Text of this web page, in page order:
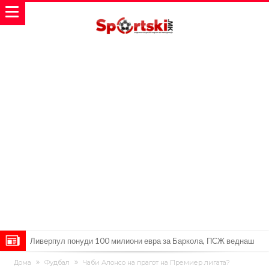
Ливерпул понуди 100 милиони евра за Баркола, ПСЖ веднаш
побара уште 50 милиони
Јувентус се насочил кон напаѓач на Манчестер Јунајтед
Дома Фудбал Чаби Алонсо на прагот на Премиер лигата?